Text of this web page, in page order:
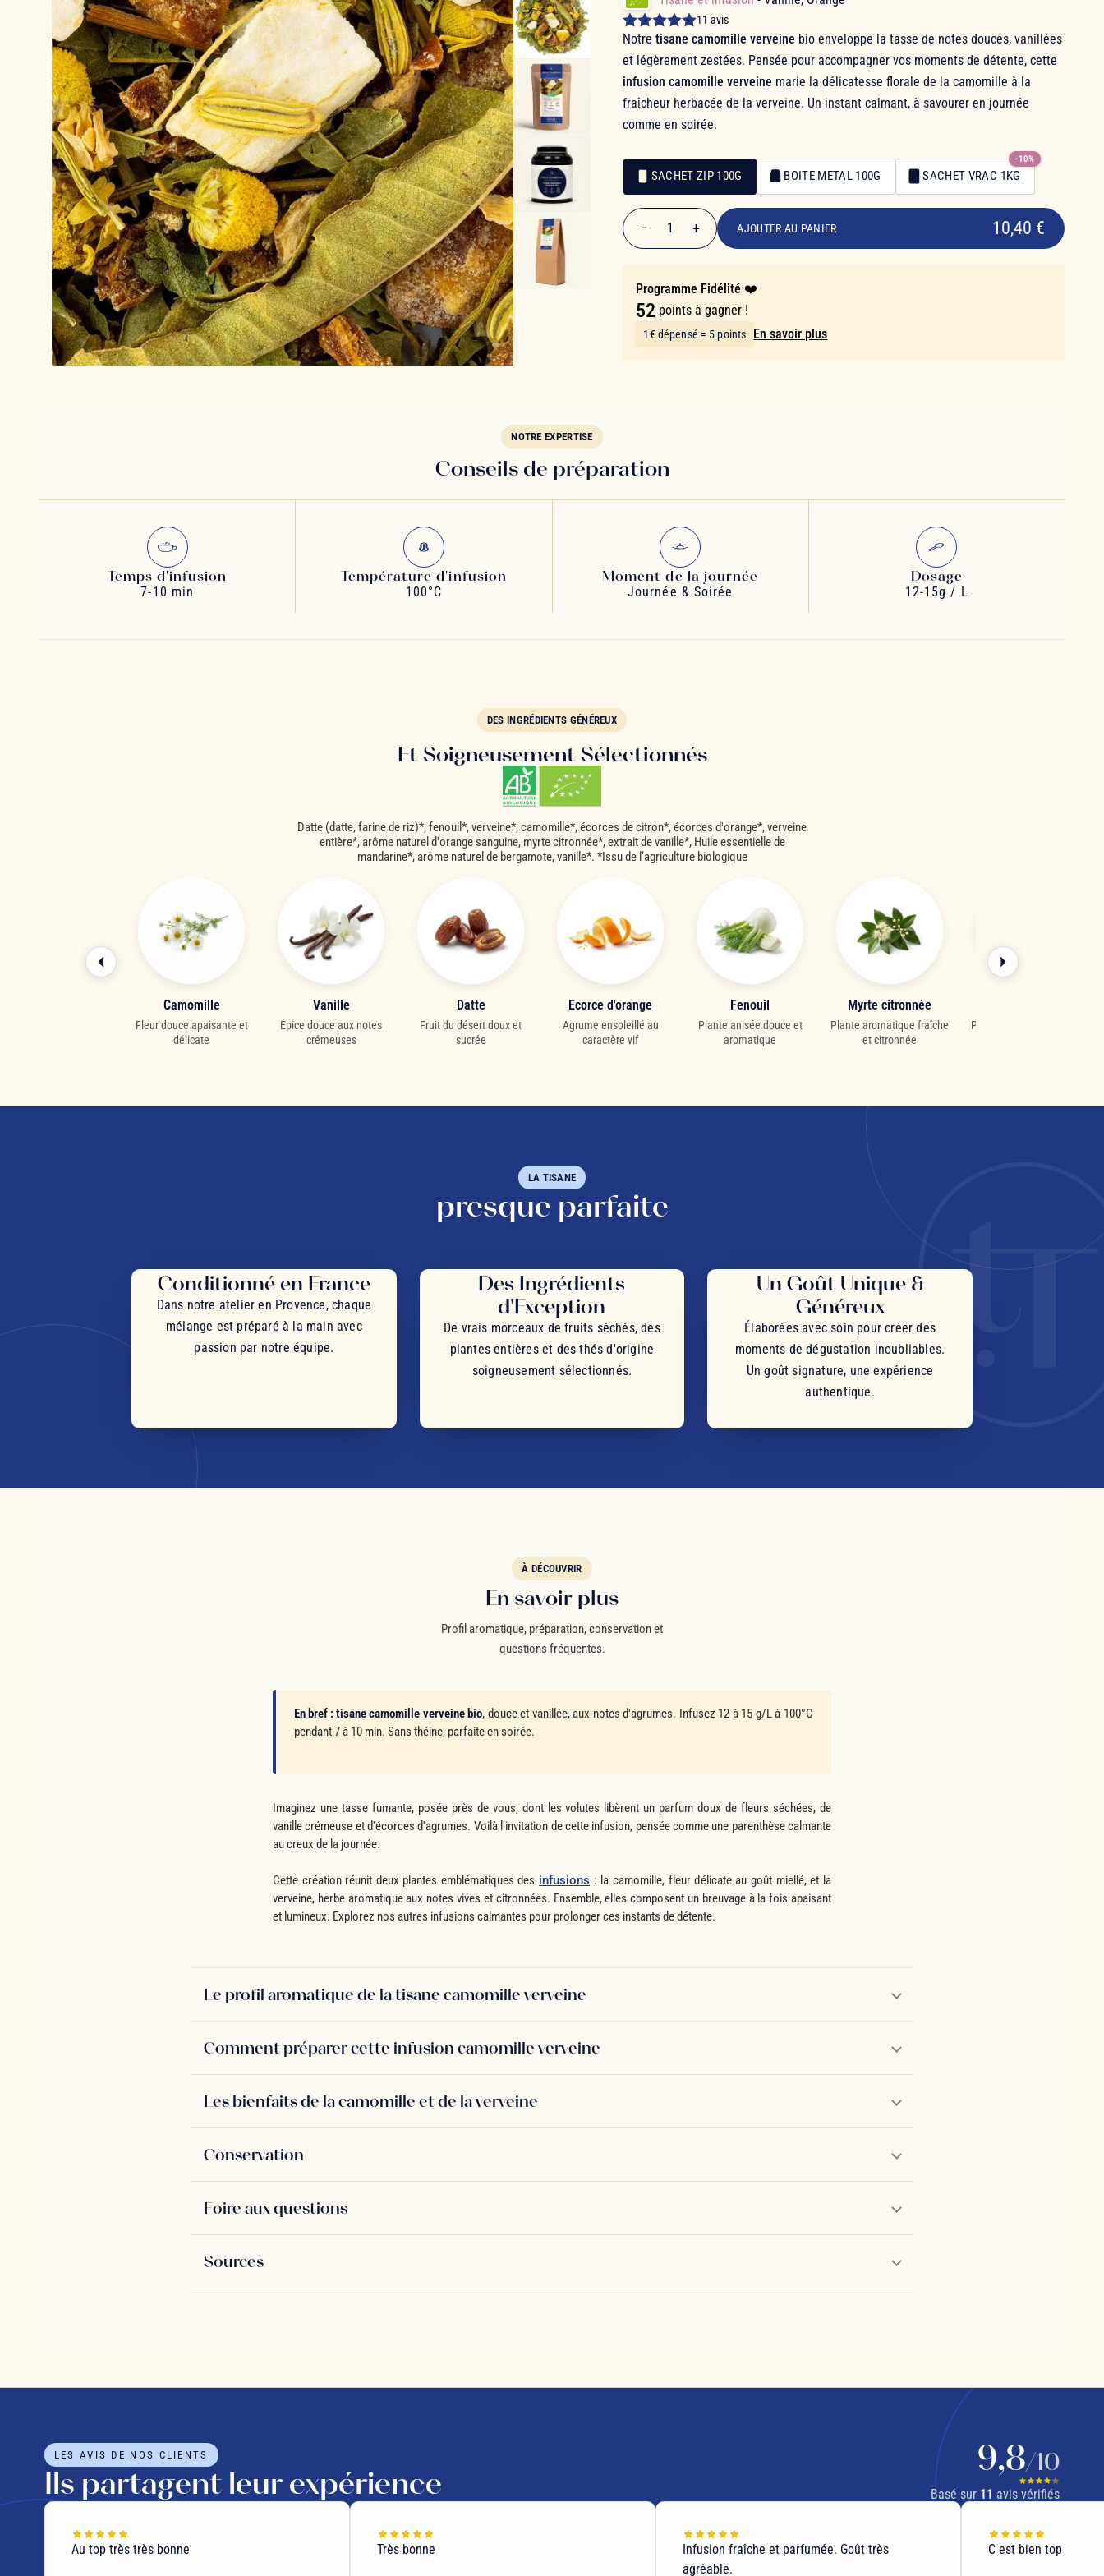
11 avis
Notretisane camomille verveine bio enveloppe la tasse de notes douces, vanillées
et légèrement zestées. Pensée pour accompagner vos moments de détente, cette
infusion camomille verveine marie la délicatesse florale de la camomille à la
fraîcheur herbacée de la verveine. Un instant calmant, à savourer en journée
comme en soirée.
Emballage
Emballage
SACHET ZIP 100G BOITE METAL 100G SACHET VRAC 1KG
-10%
10,40 €
− 1 +
Quantité
AJOUTER AU PANIER 10,40 €
Programme Fidélité ❤️
52 points à gagner !
1€ dépensé = 5 points En savoir plus
NOTRE EXPERTISE
Conseils de préparation
Temps d'infusion
7-10 min
Température d'infusion
100°C
Moment de la journée
Journée & Soirée
Dosage
12-15g / L
DES INGRÉDIENTS GÉNÉREUX
Et Soigneusement Sélectionnés
Camomille
Fleur douce apaisante et
délicate
Vanille
Épice douce aux notes
crémeuses
Datte
Fruit du désert doux et
sucrée
Ecorce d'orange
Agrume ensoleillé au
caractère vif
Fenouil
Plante anisée douce et
aromatique
Myrte citronnée
Plante aromatique fraîche
et citronnée
Plante citronnée douce et
Datte (datte, farine de riz)*, fenouil*, verveine*, camomille*, écorces de citron*, écorces d'orange*, verveine
entière*, arôme naturel d'orange sanguine, myrte citronnée*, extrait de vanille*, Huile essentielle de
mandarine*, arôme naturel de bergamote, vanille*. *Issu de l‘agriculture biologique
LA TISANE
presque parfaite
Conditionné en France
Dans notre atelier en Provence, chaque
mélange est préparé à la main avec
passion par notre équipe.
Des Ingrédients
d'Exception
De vrais morceaux de fruits séchés, des
plantes entières et des thés d'origine
soigneusement sélectionnés.
Un Goût Unique &
Généreux
Élaborées avec soin pour créer des
moments de dégustation inoubliables.
Un goût signature, une expérience
authentique.
À DÉCOUVRIR
En savoir plus
Profil aromatique, préparation, conservation et
questions fréquentes.
En bref : tisane camomille verveine bio, douce et vanillée, aux notes d'agrumes. Infusez 12 à 15 g/L à 100°C
pendant 7 à 10 min. Sans théine, parfaite en soirée.
Imaginez une tasse fumante, posée près de vous, dont les volutes libèrent un parfum doux de fleurs séchées, de
vanille crémeuse et d'écorces d'agrumes. Voilà l'invitation de cette infusion, pensée comme une parenthèse calmante
au creux de la journée.
Cette création réunit deux plantes emblématiques des infusions : la camomille, fleur délicate au goût miellé, et la
verveine, herbe aromatique aux notes vives et citronnées. Ensemble, elles composent un breuvage à la fois apaisant
et lumineux. Explorez nos autres infusions calmantes pour prolonger ces instants de détente.
Le profil aromatique de la tisane camomille verveine
Comment préparer cette infusion camomille verveine
Les bienfaits de la camomille et de la verveine
Conservation
Foire aux questions
Sources
LES AVIS DE NOS CLIENTS
Ils partagent leur expérience
9,8/10
Basé sur 11 avis vérifiés
Au top très très bonne Très bonne
Infusion fraîche et parfumée. Goût très
agréable.
C est bien top